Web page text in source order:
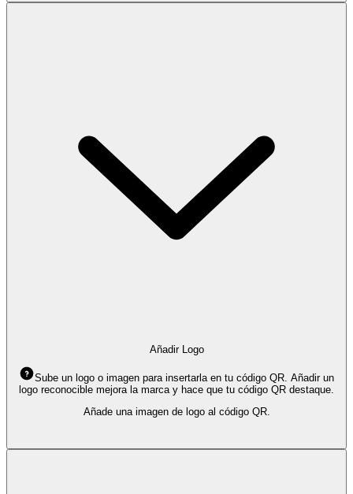
Añadir Logo
Sube un logo o imagen para insertarla en tu código QR. Añadir un
logo reconocible mejora la marca y hace que tu código QR destaque.
Añade una imagen de logo al código QR.